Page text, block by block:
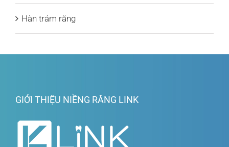
Hàn trám răng
GIỚI THIỆU NIỀNG RĂNG LINK